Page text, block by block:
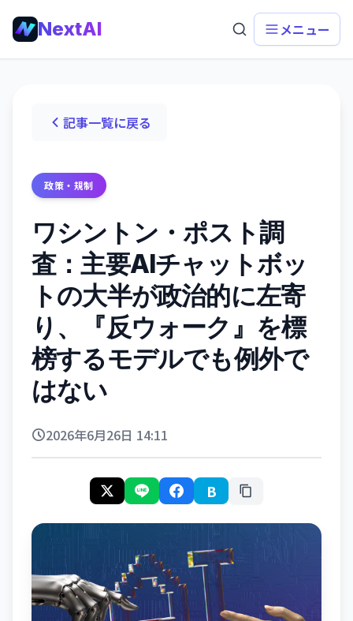
NextAI メニュー
記事一覧に戻る
政策・規制
ワシントン・ポスト調
査：主要AIチャットボッ
トの大半が政治的に左寄
り、『反ウォーク』を標
榜するモデルでも例外で
はない
2026年6月26日 14:11
B